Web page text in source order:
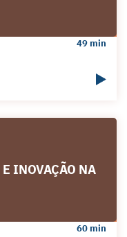
49 min
INOVAÇÃO NA
60 min